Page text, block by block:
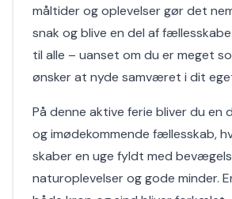
måltider og oplevelser gør det
snak og blive en del af
til alle – uanset om du er meget
ønsker at nyde samværet i dit
På denne aktive ferie bliver du en
og imødekommende fællesskab,
skaber en uge fyldt med
naturoplevelser og gode minder.